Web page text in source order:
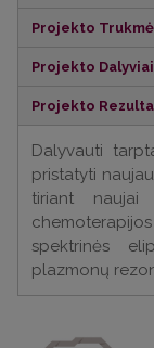
Projekto Trukmė
Projekto Dalyviai
Projekto
Dalyvauti
pristatyti
tiriant naujai
spektrinės
plazmonų